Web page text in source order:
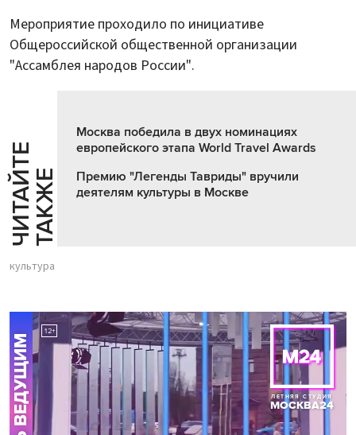
Мероприятие проходило по инициативе
Общероссийской общественной организации
"Ассамблея народов России".
Ч
И
Т
АЙ
Т
Е
Т
А
К
ЖЕ
Москва победила в двух номинациях
европейского этапа World Travel Awards
Премию "Легенды Тавриды" вручили
деятелям культуры в Москве
культура